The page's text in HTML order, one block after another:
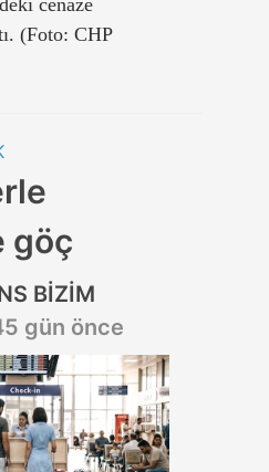
(Foto: CHP
göç
BİZİM
gün önce